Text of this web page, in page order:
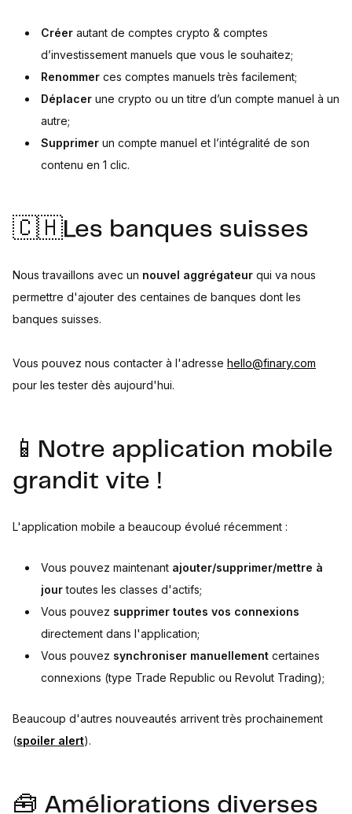
Créer autant de comptes crypto & comptes
d’investissement manuels que vous le souhaitez;
Renommer ces comptes manuels très facilement;
Déplacer une crypto ou un titre d’un compte manuel à un
autre;
Supprimer un compte manuel et l’intégralité de son
contenu en 1 clic.
🇨🇭Les banques suisses
Nous travaillons avec un nouvel aggrégateur qui va nous
permettre d'ajouter des centaines de banques dont les
banques suisses.
Vous pouvez nous contacter à l'adresse hello@finary.com
pour les tester dès aujourd'hui.
📱Notre application mobile
grandit vite !
L'application mobile a beaucoup évolué récemment :
Vous pouvez maintenant ajouter/supprimer/mettre à
jourtoutes les classes d'actifs;
Vous pouvez supprimer toutes vos connexions
directement dans l'application;
Vous pouvez synchroniser manuellement certaines
connexions (type Trade Republic ou Revolut Trading);
Beaucoup d'autres nouveautés arrivent très prochainement
(spoiler alert).
🧰 Améliorations diverses